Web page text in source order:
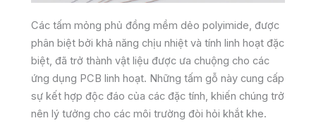
Các tấm mỏng phủ đồng mềm dẻo polyimide, được
phân biệt bởi khả năng chịu nhiệt và tính linh hoạt đặc
biệt, đã trở thành vật liệu được ưa chuộng cho các
ứng dụng PCB linh hoạt. Những tấm gỗ này cung cấp
sự kết hợp độc đáo của các đặc tính, khiến chúng trở
nên lý tưởng cho các môi trường đòi hỏi khắt khe.